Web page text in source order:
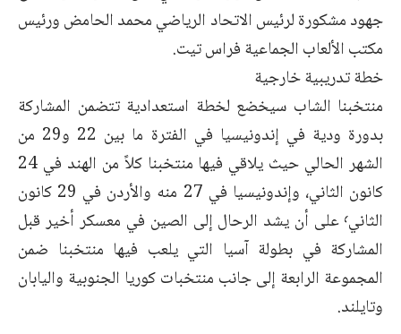
جهود مشكورة لرئيس الاتحاد الرياضي محمد الحامض ورئيس
مكتب الألعاب الجماعية فراس تيت.
خطة تدريبية خارجية
منتخبنا الشاب سيخضع لخطة استعدادية تتضمن المشاركة
بدورة ودية في إندونيسيا في الفترة ما بين 22 و29 من
الشهر الحالي حيث يلاقي فيها منتخبنا كلاً من الهند في 24
كانون الثاني، وإندونيسيا في 27 منه والأردن في 29 كانون
الثاني٬ على أن يشد الرحال إلى الصين في معسكر أخير قبل
المشاركة في بطولة آسيا التي يلعب فيها منتخبنا ضمن
المجموعة الرابعة إلى جانب منتخبات كوريا الجنوبية واليابان
وتايلند.